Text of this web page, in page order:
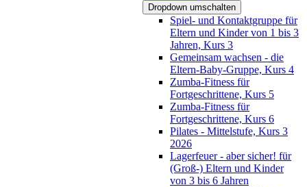
Dropdown umschalten
Spiel- und Kontaktgruppe für
Eltern und Kinder von 1 bis 3
Jahren, Kurs 3
Gemeinsam wachsen - die
Eltern-Baby-Gruppe, Kurs 4
Zumba-Fitness für
Fortgeschrittene, Kurs 5
Zumba-Fitness für
Fortgeschrittene, Kurs 6
Pilates - Mittelstufe, Kurs 3
2026
Lagerfeuer - aber sicher! für
(Groß-) Eltern und Kinder
von 3 bis 6 Jahren